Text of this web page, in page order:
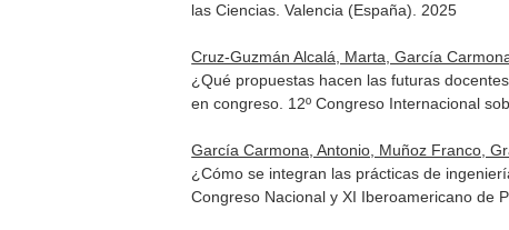
las Ciencias. Valencia (España). 2025
Cruz-Guzmán Alcalá, Marta, García
¿Qué propuestas hacen las futuras
en congreso. 12º Congreso Internacional
García Carmona, Antonio, Muñoz Franco,
¿Cómo se integran las prácticas de
Congreso Nacional y XI Iberoamericano de